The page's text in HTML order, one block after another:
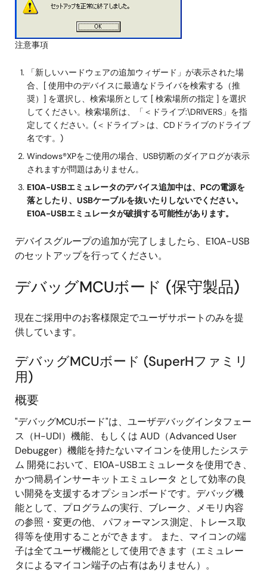
注意事項
「新しいハードウェアの追加ウィザード」が表示された場
合、[ 使用中のデバイスに最適なドライバを検索する（推
奨）] を選択し、検索場所として [ 検索場所の指定 ] を選択
してください。検索場所は、「＜ドライブ:\DRIVERS」を指
定してください。(＜ドライブ＞は、CDドライブのドライブ
名です。)
Windows®XPをご使用の場合、USB切断のダイアログが表示
されますが問題はありません。
E10A-USBエミュレータのデバイス追加中は、PCの電源を
落としたり、USBケーブルを抜いたりしないでください。
E10A-USBエミュレータが破損する可能性があります。
デバイスグループの追加が完了しましたら、E10A-USB
のセットアップを行ってください。
デバッグMCUボード (保守製品)
現在ご採用中のお客様限定でユーザサポートのみを提
供しています。
デバッグMCUボード (SuperHファミリ
用)
概要
"デバッグMCUボード"は、ユーザデバッグインタフェー
ス（H-UDI）機能、もしくは AUD（Advanced User
Debugger）機能を持たないマイコンを使用したシステ
ム 開発において、E10A-USBエミュレータを使用でき、
かつ簡易インサーキットエミュレータ として効率の良
い開発を支援するオプションボードです。デバッグ機
能として、プログラムの実行、ブレーク、メモリ内容
の参照・変更の他、 パフォーマンス測定、トレース取
得等を使用することができます。 また、マイコンの端
子は全てユーザ機能として使用できます（エミュレー
タによるマイコン端子の占有はありません）。